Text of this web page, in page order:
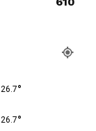
26.7°
26.7°